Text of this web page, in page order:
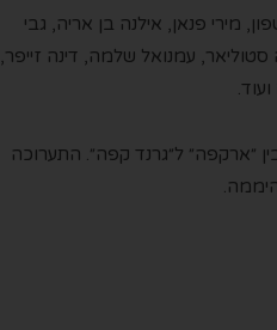
מירי פנאן, אילנה בן אריה, גבי
עמנואל שלמה, דינה זייפר,
״ארקפה״ ל״גרנד קפה״. התערוכה